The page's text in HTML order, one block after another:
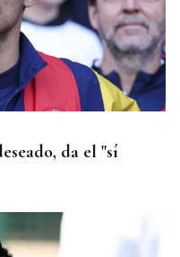
da el "sí